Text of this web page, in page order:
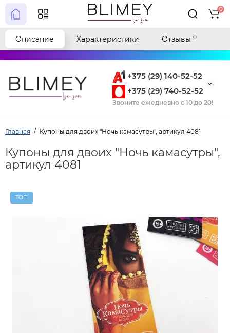
+375 (29) 140-52-52
+375 (29) 740-52-52
Звоните ежедневно с 10 до 20!
0
Главная Купоны для двоих "Ночь камасутры", артикул 4081
Купоны для двоих "Ночь камасутры",
артикул 4081
ТОП
Описание Характеристики Отзывы 0